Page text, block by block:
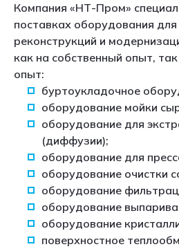
Компания «НТ-Пром»
поставках оборудования
реконструкций и
как на собственный опыт,
опыт:
буртоукладочное
оборудование мойки
оборудование для
(диффузии);
оборудование для
оборудование очистки
оборудование
оборудование
оборудование
поверхностное